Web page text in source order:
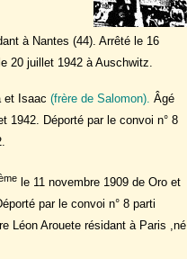
à Nantes (44). Arrêté le 16
20 juillet 1942 à Auschwitz.
et Isaac (frère de Salomon). Âgé
1942. Déporté par le convoi n° 8
le 11 novembre 1909 de Oro et
par le convoi n° 8 parti
Léon Arouete résidant à Paris ,né